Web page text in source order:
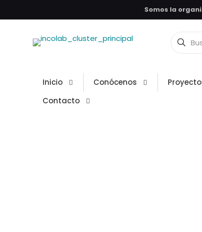
Somos la
Inicio Conócenos
Contacto